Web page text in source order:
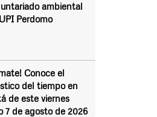
ambiental
Perdomo
Conoce el
del tiempo en
de este viernes
7 de agosto de 2026